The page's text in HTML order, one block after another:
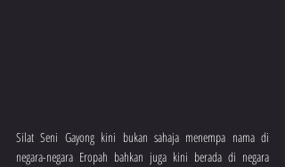
Silat Seni Gayong kini bukan sahaja menempa nama di
negara-negara Eropah bahkan juga kini berada di negara